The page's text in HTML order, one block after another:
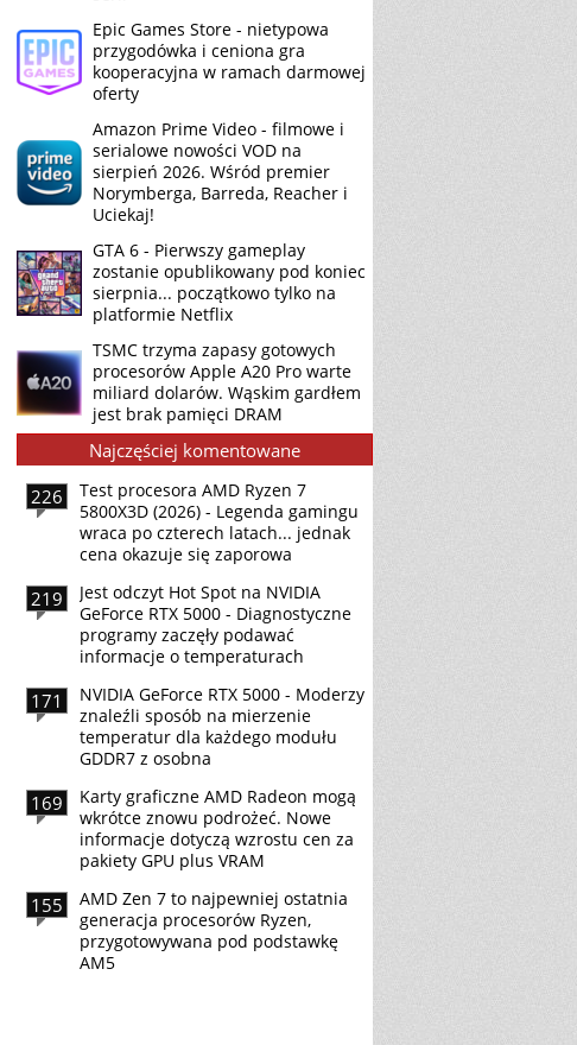
Epic Games Store - nietypowa
przygodówka i ceniona gra
kooperacyjna w ramach darmowej
oferty
Amazon Prime Video - filmowe i
serialowe nowości VOD na
sierpień 2026. Wśród premier
Norymberga, Barreda, Reacher i
Uciekaj!
GTA 6 - Pierwszy gameplay
zostanie opublikowany pod koniec
sierpnia... początkowo tylko na
platformie Netflix
TSMC trzyma zapasy gotowych
procesorów Apple A20 Pro warte
miliard dolarów. Wąskim gardłem
jest brak pamięci DRAM
Najczęściej komentowane
226
Test procesora AMD Ryzen 7
5800X3D (2026) - Legenda gamingu
wraca po czterech latach... jednak
cena okazuje się zaporowa
219
Jest odczyt Hot Spot na NVIDIA
GeForce RTX 5000 - Diagnostyczne
programy zaczęły podawać
informacje o temperaturach
171
NVIDIA GeForce RTX 5000 - Moderzy
znaleźli sposób na mierzenie
temperatur dla każdego modułu
GDDR7 z osobna
169
Karty graficzne AMD Radeon mogą
wkrótce znowu podrożeć. Nowe
informacje dotyczą wzrostu cen za
pakiety GPU plus VRAM
155
AMD Zen 7 to najpewniej ostatnia
generacja procesorów Ryzen,
przygotowywana pod podstawkę
AM5